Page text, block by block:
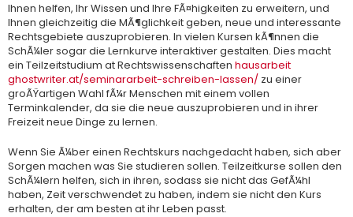
Ihnen helfen, Ihr Wissen und Ihre FÃ¤higkeiten zu erweitern, und
Ihnen gleichzeitig die MÃ¶glichkeit geben, neue und interessante
Rechtsgebiete auszuprobieren. In vielen Kursen kÃ¶nnen die
SchÃ¼ler sogar die Lernkurve interaktiver gestalten. Dies macht
ein Teilzeitstudium at Rechtswissenschaften hausarbeit
ghostwriter.at/seminararbeit-schreiben-lassen/ zu einer
groÃŸartigen Wahl fÃ¼r Menschen mit einem vollen
Terminkalender, da sie die neue auszuprobieren und in ihrer
Freizeit neue Dinge zu lernen.
Wenn Sie Ã¼ber einen Rechtskurs nachgedacht haben, sich aber
Sorgen machen was Sie studieren sollen. Teilzeitkurse sollen den
SchÃ¼lern helfen, sich in ihren, sodass sie nicht das GefÃ¼hl
haben, Zeit verschwendet zu haben, indem sie nicht den Kurs
erhalten, der am besten at ihr Leben passt.